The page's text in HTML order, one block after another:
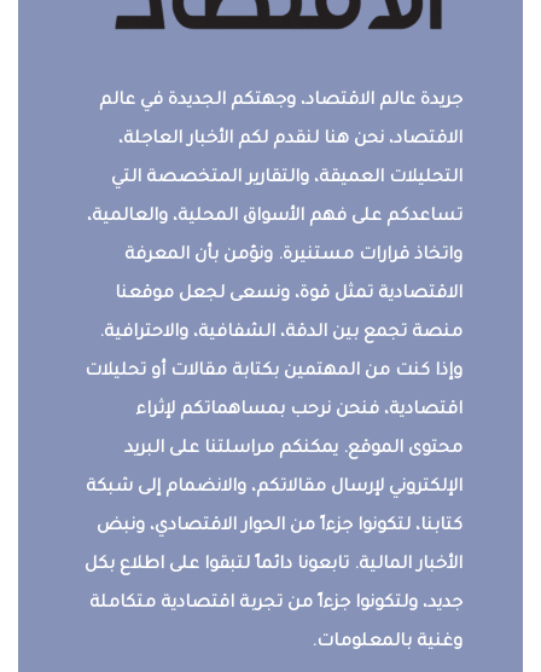
جريدة عالم الاقتصاد، وجهتكم الجديدة في عالم
الاقتصاد، نحن هنا لنقدم لكم الأخبار العاجلة،
التحليلات العميقة، والتقارير المتخصصة التي
تساعدكم على فهم الأسواق المحلية، والعالمية،
واتخاذ قرارات مستنيرة. ونؤمن بأن المعرفة
الاقتصادية تمثل قوة، ونسعى لجعل موقعنا
منصة تجمع بين الدقة، الشفافية، والاحترافية.
وإذا كنت من المهتمين بكتابة مقالات أو تحليلات
اقتصادية، فنحن نرحب بمساهماتكم لإثراء
محتوى الموقع. يمكنكم مراسلتنا على البريد
الإلكتروني لإرسال مقالاتكم، والانضمام إلى شبكة
كتابنا، لتكونوا جزءاً من الحوار الاقتصادي، ونبض
الأخبار المالية. تابعونا دائماً لتبقوا على اطلاع بكل
جديد، ولتكونوا جزءاً من تجربة اقتصادية متكاملة
وغنية بالمعلومات.